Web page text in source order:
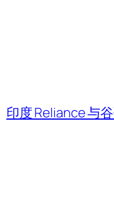
印度 Reliance 与